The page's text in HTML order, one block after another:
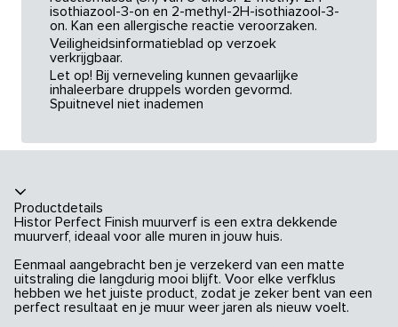
isothiazool-3-on en 2-methyl-2H-isothiazool-3-
on. Kan een allergische reactie veroorzaken.
Veiligheidsinformatieblad op verzoek
verkrijgbaar.
Let op! Bij verneveling kunnen gevaarlijke
inhaleerbare druppels worden gevormd.
Spuitnevel niet inademen
Productdetails
Histor Perfect Finish muurverf is een extra dekkende
muurverf, ideaal voor alle muren in jouw huis.
Eenmaal aangebracht ben je verzekerd van een matte
uitstraling die langdurig mooi blijft. Voor elke verfklus
hebben we het juiste product, zodat je zeker bent van een
perfect resultaat en je muur weer jaren als nieuw voelt.